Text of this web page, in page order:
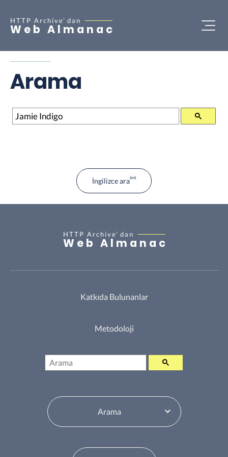
HTTP Archive’ dan
Web Almanac
Arama
Arama
İngilizce ara
HTTP Archive’ dan
Web Almanac
Katkıda Bulunanlar
Metodoloji
Arama
İçindekiler Tablosu Değiştiricisi